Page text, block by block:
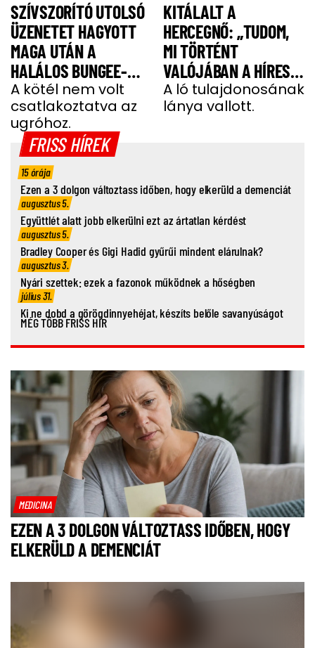
SZÍVSZORÍTÓ UTOLSÓ
ÜZENETET HAGYOTT
MAGA UTÁN A
HALÁLOS BUNGEE-
UGRÁS ELŐTT A
FIATAL NŐ
A kötél nem volt
csatlakoztatva az
ugróhoz.
KITÁLALT A
HERCEGNŐ: „TUDOM,
MI TÖRTÉNT
VALÓJÁBAN A HÍRES
SHERGAR CSŐDÖRREL”
A ló tulajdonosának
lánya vallott.
FRISS HÍREK
15 órája
Ezen a 3 dolgon változtass időben, hogy elkerüld a demenciát
augusztus 5.
Együttlét alatt jobb elkerülni ezt az ártatlan kérdést
augusztus 5.
Bradley Cooper és Gigi Hadid gyűrűi mindent elárulnak?
augusztus 3.
Nyári szettek: ezek a fazonok működnek a hőségben
július 31.
Ki ne dobd a görögdinnyehéjat, készíts belőle savanyúságot
MÉG TÖBB FRISS HÍR
MEDICINA
EZEN A 3 DOLGON VÁLTOZTASS IDŐBEN, HOGY
ELKERÜLD A DEMENCIÁT